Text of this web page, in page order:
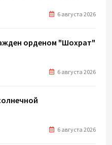
6 августа 2026
орденом "Шохрат"
6 августа 2026
6 августа 2026